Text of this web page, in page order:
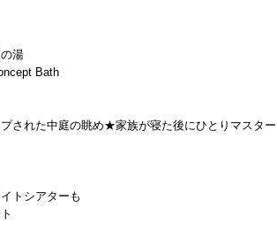
湯
Bath
された中庭の眺め★家族が寝た後にひとりマスタ
トシアターも